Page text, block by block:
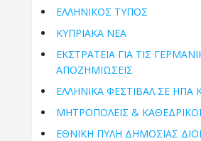
ΕΛΛΗΝΙΚΟΣ ΤΥΠΟΣ
ΚΥΠΡΙΑΚΑ ΝΕΑ
ΕΚΣΤΡΑΤΕΙΑ ΓΙΑ ΤΙΣ
ΑΠΟΖΗΜΙΩΣΕΙΣ
ΕΛΛΗΝΙΚΆ ΦΕΣΤΙΒΆΛ ΣΕ ΗΠΑ
ΜΗΤΡΟΠΌΛΕΙΣ &
ΕΘΝΙΚΉ ΠΎΛΗ ΔΗΜΌΣΙΑΣ